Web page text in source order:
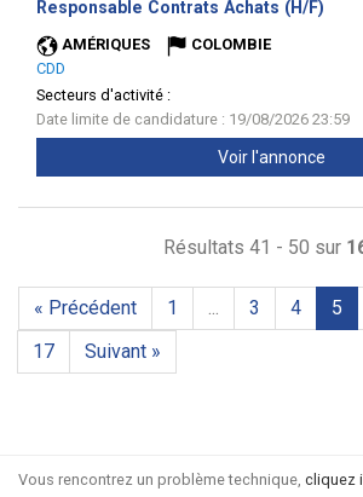
Responsable Contrats Achats (H/F)
AMÉRIQUES
COLOMBIE
CDD
Secteurs d'activité :
Date limite de candidature : 19/08/2026 23:59
Voir l'annonce
Résultats 41 - 50 sur
« Précédent 1 ... 3 4 5
17
Suivant »
Vous rencontrez un problème technique, cliquez